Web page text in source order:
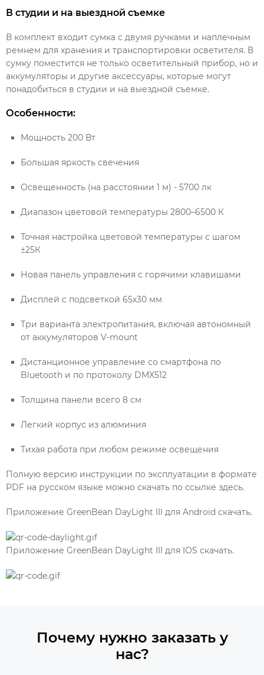
В студии и на выездной съемке
В комплект входит сумка с двумя ручками и наплечным
ремнем для хранения и транспортировки осветителя. В
сумку поместится не только осветительный прибор, но и
аккумуляторы и другие аксессуары, которые могут
понадобиться в студии и на выездной съемке.
Особенности:
Мощность 200 Вт
Большая яркость свечения
Освещенность (на расстоянии 1 м) - 5700 лк
Диапазон цветовой температуры 2800–6500 К
Точная настройка цветовой температуры с шагом
±25К
Новая панель управления с горячими клавишами
Дисплей с подсветкой 65х30 мм
Три варианта электропитания, включая автономный
от аккумуляторов V-mount
Дистанционное управление со смартфона по
Bluetooth и по протоколу DMX512
Толщина панели всего 8 см
Легкий корпус из алюминия
Тихая работа при любом режиме освещения
Полную версию инструкции по эксплуатации в формате
PDF на русском языке можно скачать по ссылке здесь.
Приложение GreenBean DayLight III для Android скачать.
Приложение GreenBean DayLight III для IOS скачать.
Почему нужно заказать у
нас?